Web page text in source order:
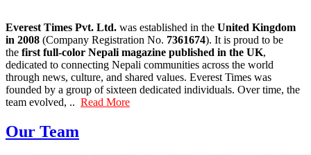
Everest Times Pvt. Ltd. was established in the United Kingdom
in 2008 (Company Registration No. 7361674). It is proud to be
the first full-color Nepali magazine published in the UK,
dedicated to connecting Nepali communities across the world
through news, culture, and shared values. Everest Times was
founded by a group of sixteen dedicated individuals. Over time, the
team evolved, .. Read More
Our Team